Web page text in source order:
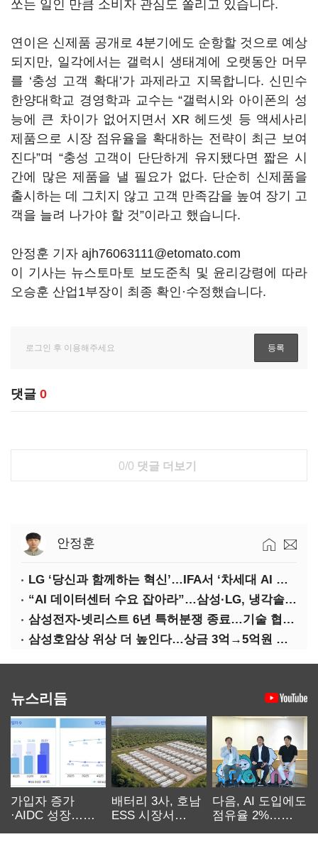
쏘는 일인 만큼 소비자 관심도 쏠리고 있습니다.
연이은 신제품 공개로 4분기에도 순항할 것으로 예상
되지만, 일각에서는 갤럭시 생태계에 오랫동안 머무
를 ‘충성 고객 확대’가 과제라고 지목합니다. 신민수
한양대학교 경영학과 교수는 “갤럭시와 아이폰의 성
능에 큰 차이가 없어지면서 XR 헤드셋 등 액세사리
제품으로 시장 점유율을 확대하는 전략이 최근 보여
진다”며 “충성 고객이 단단하게 유지됐다면 짧은 시
간에 많은 제품을 낼 필요가 없다. 단순히 신제품을
출시하는 데 그치지 않고 고객 만족감을 높여 장기 고
객을 늘려 나가야 할 것”이라고 했습니다.
안정훈 기자 ajh76063111@etomato.com
이 기사는 뉴스토마토 보도준칙 및 윤리강령에 따라
오승훈 산업1부장이 최종 확인·수정했습니다.
댓글 0
0/0 댓글 더보기
안정훈
LG ‘당신과 함께하는 혁신’…IFA서 ‘차세대 AI 홈’ 비전 공개
“AI 데이터센터 수요 잡아라”…삼성·LG, 냉각솔루션 속도전
삼성전자-넷리스트 6년 특허분쟁 종료…기술 협력 확대 합의
삼성호암상 위상 더 높인다…상금 3억→5억원 증액
뉴스리듬
가입자 증가
·AIDC 성장…
배터리 3사, 호남
ESS 시장서
다음, AI 도입에도
점유율 2%…